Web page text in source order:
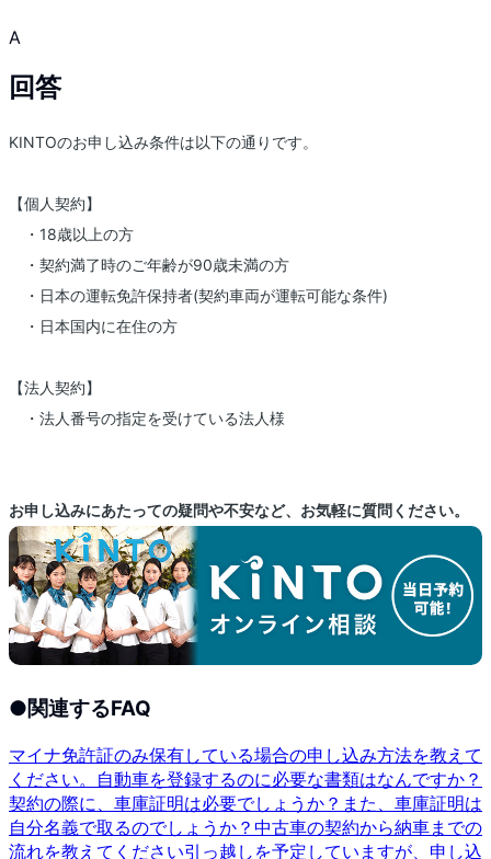
A
回答
KINTOのお申し込み条件は以下の通りです。
【個人契約】
・18歳以上の方
・契約満了時のご年齢が90歳未満の方
・日本の運転免許保持者(契約車両が運転可能な条件)
・日本国内に在住の方
【法人契約】
・法人番号の指定を受けている法人様
お申し込みにあたっての疑問や不安など、お気軽に質問ください。
●関連するFAQ
マイナ免許証のみ保有している場合の申し込み方法を教えて
ください。 自動車を登録するのに必要な書類はなんですか？
契約の際に、車庫証明は必要でしょうか？また、車庫証明は
自分名義で取るのでしょうか？ 中古車の契約から納車までの
流れを教えてください引っ越しを予定していますが、申し込